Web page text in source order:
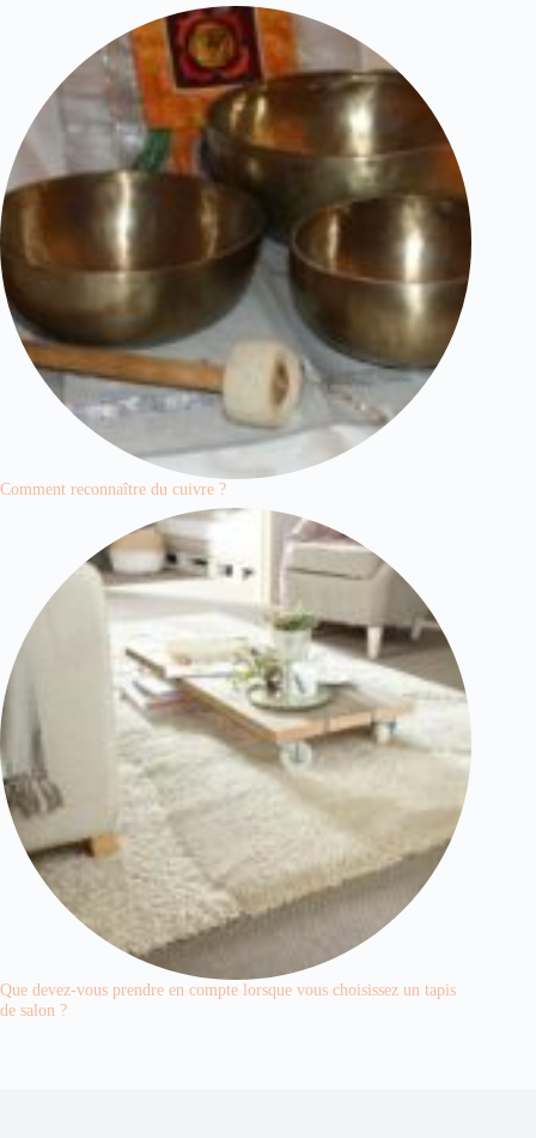
Comment reconnaître du cuivre ?
Que devez-vous prendre en compte lorsque vous choisissez un tapis
de salon ?